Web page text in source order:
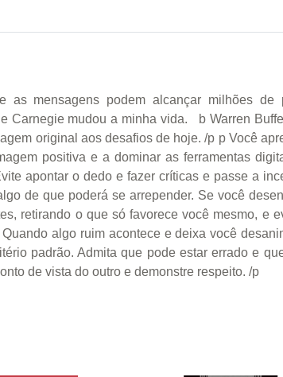
mensagens podem alcançar milhões de
Carnegie mudou a minha vida. b Warren
original aos desafios de hoje. /p p Você
positiva e a dominar as ferramentas
apontar o dedo e fazer críticas e passe a
de que poderá se arrepender. Se você
retirando o que só favorece você mesmo, e
algo ruim acontece e deixa você
padrão. Admita que pode estar errado e
de vista do outro e demonstre respeito. /p